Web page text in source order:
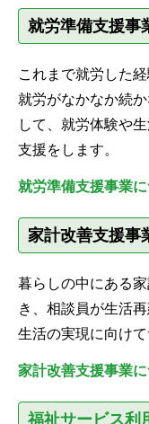
就労準備支援事
これまで就労した
就労がなかなか続
して、就労体験や
支援をします。
就労準備支援事業
家計改善支援事
暮らしの中にある
き、相談員が生活
生活の実現に向けて
家計改善支援事業
福祉サービス利